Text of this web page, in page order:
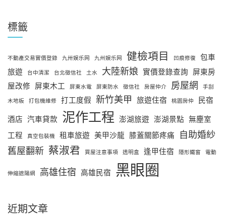
標籤
不動產交易實價登錄 九卅娱乐网 九州娱乐网 健檢項目 凹痕修復
包車
旅遊
台中清潔 台北徵信社 土水 大陸新娘 實價登錄查詢 屏東房
屋改修 屏東木工 屏東水電 屏東防水 徵信社 房屋仲介 房屋網
手刮
木地板
打包機維修 打工度假 新竹美甲 旅遊住宿 桃園房仲
民宿
酒店 汽車貸款 泥作工程 澎湖旅遊 澎湖景點 無塵室
工程
真空包裝機 租車旅遊 美甲沙龍 膝蓋關節疼痛
自助婚紗
舊屋翻新 蔡淑君 買屋注意事項 透明盒 逢甲住宿 隱形鐵窗 電動
伸縮遮陽網 高雄住宿 高雄民宿 黑眼圈
近期文章